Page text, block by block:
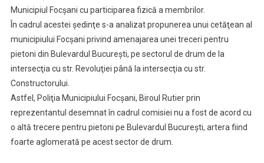
Municipiul Focşani cu participarea fizică a membrilor.
În cadrul acestei şedinţe s-a analizat propunerea unui cetăţean al
municipiului Focșani privind amenajarea unei treceri pentru
pietoni din Bulevardul Bucureşti, pe sectorul de drum de la
intersecţia cu str. Revoluţiei până la intersecţia cu str.
Constructorului.
Astfel, Poliţia Municipiului Focşani, Biroul Rutier prin
reprezentantul desemnat în cadrul comisiei nu a fost de acord cu
o altă trecere pentru pietoni pe Bulevardul Bucureşti, artera fiind
foarte aglomerată pe acest sector de drum.